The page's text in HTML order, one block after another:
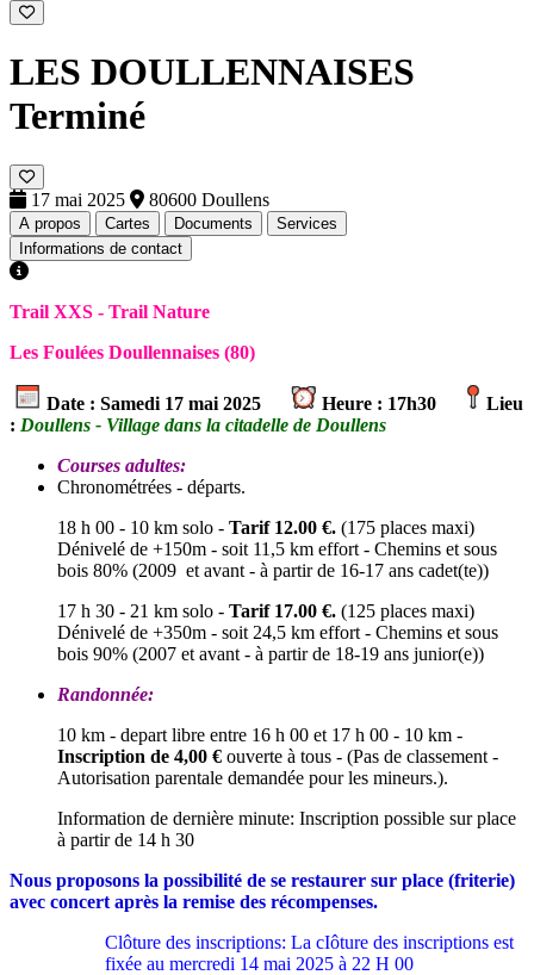
LES DOULLENNAISES
Terminé
17 mai 2025 80600 Doullens
A propos Cartes Documents
Services
Informations de contact
Trail XXS - Trail Nature
Les Foulées Doullennaises (80)
Date : Samedi 17 mai 2025 Heure : 17h30
Lieu
: Doullens - Village dans la citadelle de Doullens
Courses adultes:
Chronométrées - départs.
18 h 00 - 10 km solo - Tarif 12.00 €. (175 places maxi)
Dénivelé de +150m - soit 11,5 km effort - Chemins et sous
bois 80% (2009 et avant - à partir de 16-17 ans cadet(te))
17 h 30 - 21 km solo - Tarif 17.00 €. (125 places maxi)
Dénivelé de +350m - soit 24,5 km effort - Chemins et sous
bois 90% (2007 et avant - à partir de 18-19 ans junior(e))
Randonnée:
10 km - depart libre entre 16 h 00 et 17 h 00 - 10 km -
Inscription de 4,00 € ouverte à tous - (Pas de classement -
Autorisation parentale demandée pour les mineurs.).
Information de dernière minute: Inscription possible sur place
à partir de 14 h 30
Nous proposons la possibilité de se restaurer sur place (friterie)
avec concert après la remise des récompenses.
Clôture des inscriptions: La cIôture des inscriptions est
fixée au mercredi 14 mai 2025 à 22 H 00